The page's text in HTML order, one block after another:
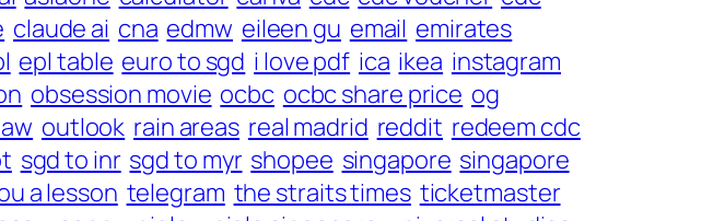
claude ai cna edmw eileen gu email emirates
epl table euro to sgd i love pdf ica ikea instagram
obsession movie ocbc ocbc share price og
outlook rain areas real madrid reddit redeem cdc
sgd to inr sgd to myr shopee singapore singapore
a lesson telegram the straits times ticketmaster